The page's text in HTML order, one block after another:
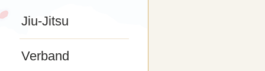
Jiu-Jitsu
Verband